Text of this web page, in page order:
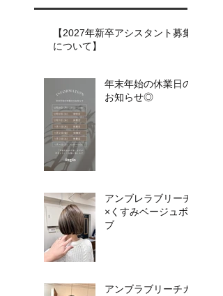
【2027年新卒アシスタント募集
について】​​
年末年始の休業日の
お知らせ◎
アンブレラブリーチ
×くすみベージュボ
ブ
アンブラブリーチカ